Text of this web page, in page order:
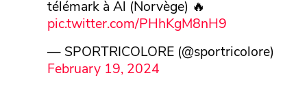
télémark à Al (Norvège) 🔥
pic.twitter.com/PHhKgM8nH9
— SPORTRICOLORE (@sportricolore)
February 19, 2024